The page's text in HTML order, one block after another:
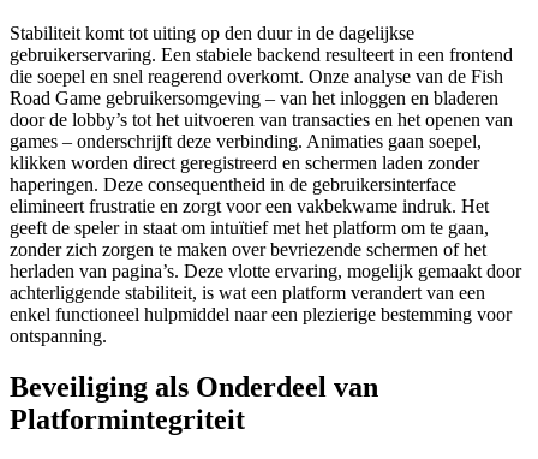
Stabiliteit komt tot uiting op den duur in de dagelijkse
gebruikerservaring. Een stabiele backend resulteert in een frontend
die soepel en snel reagerend overkomt. Onze analyse van de Fish
Road Game gebruikersomgeving – van het inloggen en bladeren
door de lobby’s tot het uitvoeren van transacties en het openen van
games – onderschrijft deze verbinding. Animaties gaan soepel,
klikken worden direct geregistreerd en schermen laden zonder
haperingen. Deze consequentheid in de gebruikersinterface
elimineert frustratie en zorgt voor een vakbekwame indruk. Het
geeft de speler in staat om intuïtief met het platform om te gaan,
zonder zich zorgen te maken over bevriezende schermen of het
herladen van pagina’s. Deze vlotte ervaring, mogelijk gemaakt door
achterliggende stabiliteit, is wat een platform verandert van een
enkel functioneel hulpmiddel naar een plezierige bestemming voor
ontspanning.
Beveiliging als Onderdeel van
Platformintegriteit